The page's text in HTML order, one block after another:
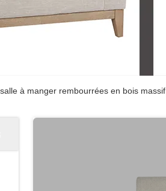
à manger rembourrées en bois massif